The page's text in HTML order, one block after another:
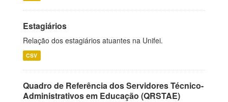
Estagiários
Relação dos estagiários atuantes na Unifei.
CSV
Quadro de Referência dos Servidores Técnico-
Administrativos em Educação (QRSTAE)